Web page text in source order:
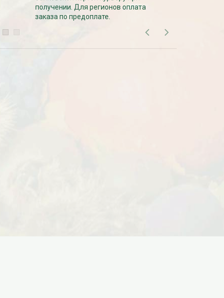
БЕСПЛАТНАЯ ДОСТАВКА БЕСПЛАТНАЯ ДОСТАВКА
получении. Для регионов оплата
заказа по предоплате.